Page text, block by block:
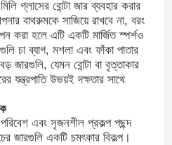
গ্লাসের বোন্টা জার ব্যবহার করার
বাথরুমকে সাজিয়ে রাখবে না, বরং
করা হলে এটি একটি মার্জিত স্পর্শও
চা ব্যাগ, মশলা এবং ফাঁকা পাতার
জারগুলি, যেমন বোন্টা বা বৃত্তাকার
যন্ত্রপাতি উভয়ই দক্ষতার সাথে
এবং সৃজনশীল প্রকল্প পছন্দ
জারগুলি একটি চমৎকার বিকল্প।